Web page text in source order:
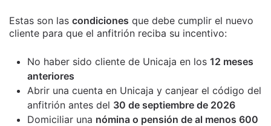
Estas son las condiciones que debe cumplir el nuevo
cliente para que el anfitrión reciba su incentivo:
No haber sido cliente de Unicaja en los 12 meses
anteriores
Abrir una cuenta en Unicaja y canjear el código del
anfitrión antes del 30 de septiembre de 2026
Domiciliar una nómina o pensión de al menos 600